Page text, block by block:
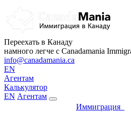
Переехать в Канаду
намного легче с Canadamania
info@canadamania.ca
EN
Агентам
Калькулятор
EN Агентам
Иммиграция